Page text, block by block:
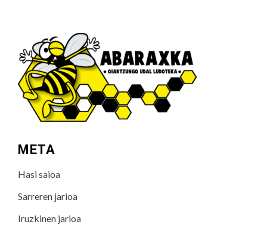
META
Hasi saioa
Sarreren jarioa
Iruzkinen jarioa